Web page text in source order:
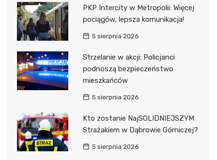
PKP Intercity w Metropolii: Więcej
pociągów, lepsza komunikacja!
5 sierpnia 2026
Strzelanie w akcji: Policjanci
podnoszą bezpieczeństwo
mieszkańców
5 sierpnia 2026
Kto zostanie NajSOLIDNIEJSZYM
Strażakiem w Dąbrowie Górniczej?
5 sierpnia 2026